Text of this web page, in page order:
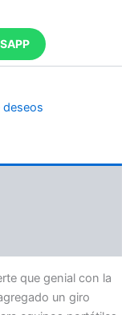
deseos
que genial con la
un giro